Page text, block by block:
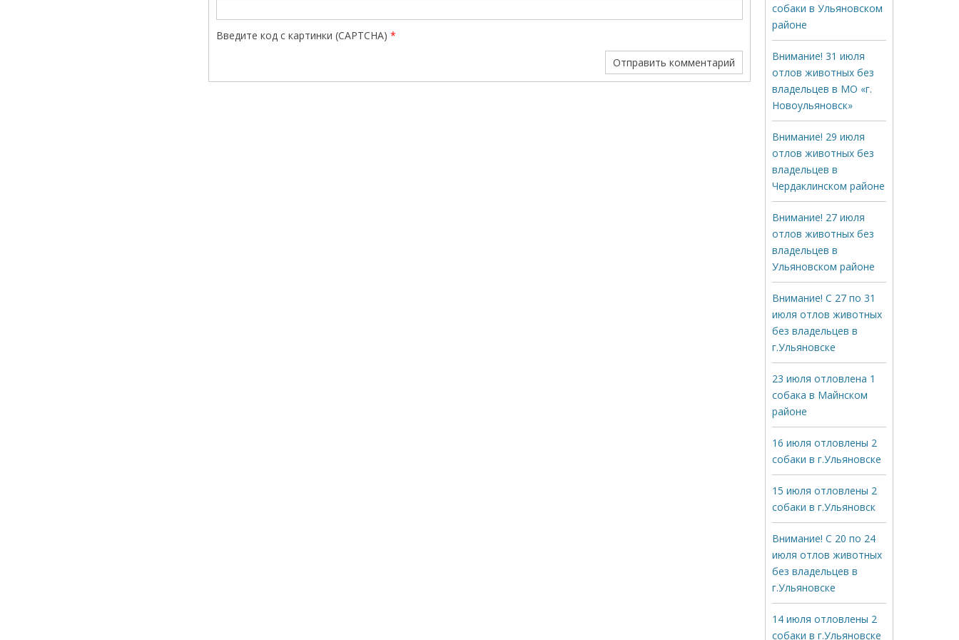
Введите код с картинки (CAPTCHA) *
собаки в Ульяновском
районе
Внимание! 31 июля
отлов животных без
владельцев в МО «г.
Новоульяновск»
Внимание! 29 июля
отлов животных без
владельцев в
Чердаклинском районе
Внимание! 27 июля
отлов животных без
владельцев в
Ульяновском районе
Внимание! С 27 по 31
июля отлов животных
без владельцев в
г.Ульяновске
23 июля отловлена 1
собака в Майнском
районе
16 июля отловлены 2
собаки в г.Ульяновске
15 июля отловлены 2
собаки в г.Ульяновск
Внимание! С 20 по 24
июля отлов животных
без владельцев в
г.Ульяновске
14 июля отловлены 2
собаки в г.Ульяновске